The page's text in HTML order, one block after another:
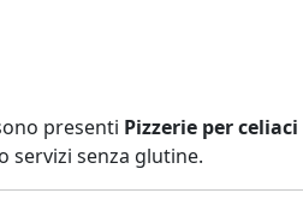
presenti Pizzerie per celiaci
servizi senza glutine.